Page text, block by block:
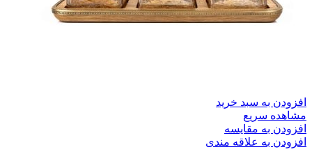
افزودن به سبد خرید
مشاهده سریع
افزودن به مقایسه
افزودن به علاقه مندی